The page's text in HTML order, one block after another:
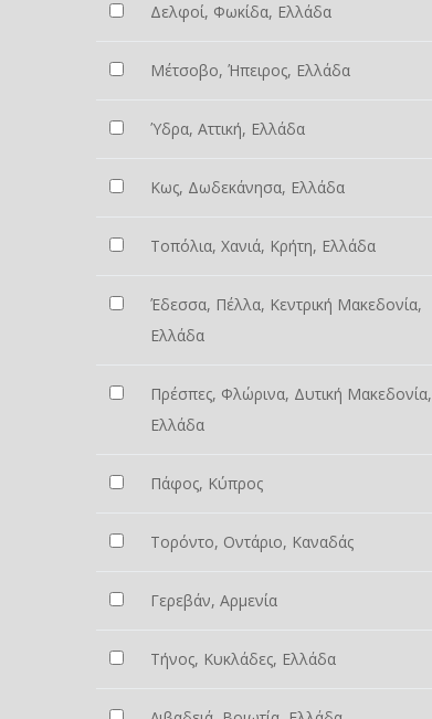
Δελφοί, Φωκίδα, Ελλάδα
Μέτσοβο, Ήπειρος, Ελλάδα
Ύδρα, Αττική, Ελλάδα
Κως, Δωδεκάνησα, Ελλάδα
Τοπόλια, Χανιά, Κρήτη, Ελλάδα
Έδεσσα, Πέλλα, Κεντρική Μακεδονία,
Ελλάδα
Πρέσπες, Φλώρινα, Δυτική Μακεδονία,
Ελλάδα
Πάφος, Κύπρος
Τορόντο, Οντάριο, Καναδάς
Γερεβάν, Αρμενία
Τήνος, Κυκλάδες, Ελλάδα